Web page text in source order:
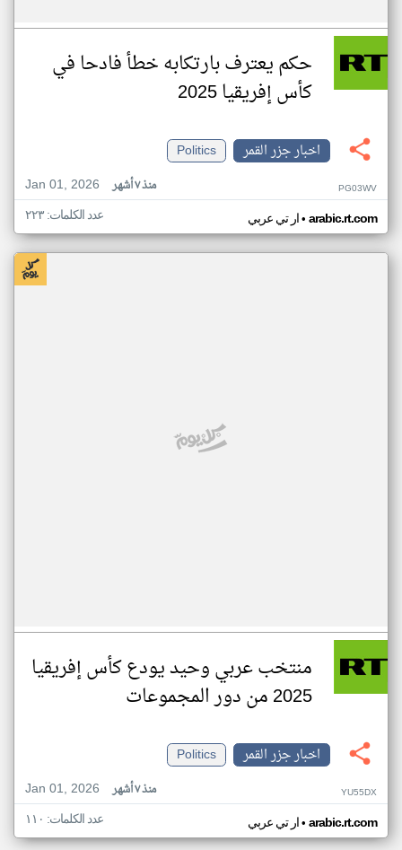
حكم يعترف بارتكابه خطأ فادحا في
كأس إفريقيا 2025
اخبار جزر القمر
Politics
Jan 01, 2026
منذ ٧ أشهر PG03WV
ار تي عربي• arabic.rt.com عدد الكلمات: ٢٢٣
منتخب عربي وحيد يودع كأس إفريقيا
2025 من دور المجموعات
اخبار جزر القمر
Politics
Jan 01, 2026
منذ ٧ أشهر YU55DX
ار تي عربي• arabic.rt.com عدد الكلمات: ١١٠